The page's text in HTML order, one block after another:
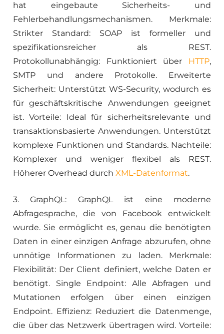
hat eingebaute Sicherheits- und
Fehlerbehandlungsmechanismen. Merkmale:
Strikter Standard: SOAP ist formeller und
spezifikationsreicher als REST.
Protokollunabhängig: Funktioniert über HTTP,
SMTP und andere Protokolle. Erweiterte
Sicherheit: Unterstützt WS-Security, wodurch es
für geschäftskritische Anwendungen geeignet
ist. Vorteile: Ideal für sicherheitsrelevante und
transaktionsbasierte Anwendungen. Unterstützt
komplexe Funktionen und Standards. Nachteile:
Komplexer und weniger flexibel als REST.
Höherer Overhead durch XML-Datenformat.
3. GraphQL: GraphQL ist eine moderne
Abfragesprache, die von Facebook entwickelt
wurde. Sie ermöglicht es, genau die benötigten
Daten in einer einzigen Anfrage abzurufen, ohne
unnötige Informationen zu laden. Merkmale:
Flexibilität: Der Client definiert, welche Daten er
benötigt. Single Endpoint: Alle Abfragen und
Mutationen erfolgen über einen einzigen
Endpoint. Effizienz: Reduziert die Datenmenge,
die über das Netzwerk übertragen wird. Vorteile: